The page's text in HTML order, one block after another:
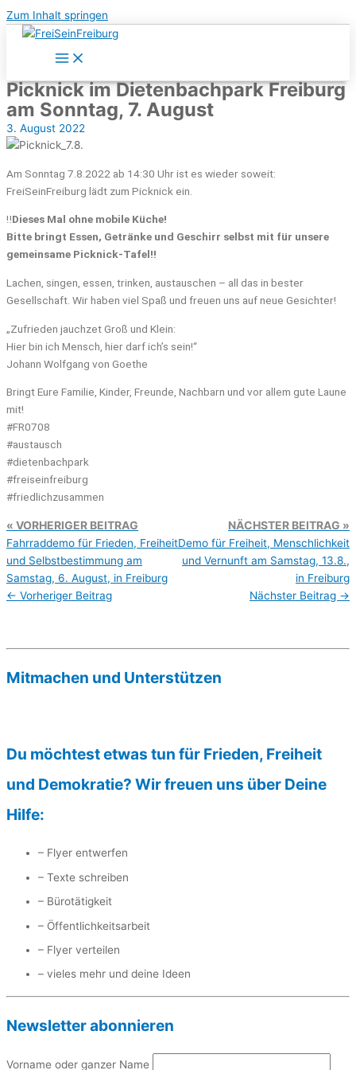
Zum Inhalt springen
Picknick im Dietenbachpark Freiburg
am Sonntag, 7. August
3. August 2022
Am Sonntag 7.8.2022 ab 14:30 Uhr ist es wieder soweit:
FreiSeinFreiburg lädt zum Picknick ein.
‼️Dieses Mal ohne mobile Küche!
Bitte bringt Essen, Getränke und Geschirr selbst mit für unsere
gemeinsame Picknick-Tafel‼️
Lachen, singen, essen, trinken, austauschen – all das in bester
Gesellschaft. Wir haben viel Spaß und freuen uns auf neue Gesichter!
„Zufrieden jauchzet Groß und Klein:
Hier bin ich Mensch, hier darf ich’s sein!“
Johann Wolfgang von Goethe
Bringt Eure Familie, Kinder, Freunde, Nachbarn und vor allem gute Laune
mit!
#FR0708
#austausch
#dietenbachpark
#freiseinfreiburg
#friedlichzusammen
VORHERIGER BEITRAG
Fahrraddemo für Frieden, Freiheit
und Selbstbestimmung am
Samstag, 6. August, in Freiburg
NÄCHSTER BEITRAG
Demo für Freiheit, Menschlichkeit
und Vernunft am Samstag, 13.8.,
in Freiburg
← Vorheriger Beitrag Nächster Beitrag →
Mitmachen und Unterstützen
Du möchtest etwas tun für Frieden, Freiheit
und Demokratie? Wir freuen uns über Deine
Hilfe:
– Flyer entwerfen
– Texte schreiben
– Bürotätigkeit
– Öffentlichkeitsarbeit
– Flyer verteilen
– vieles mehr und deine Ideen
Newsletter abonnieren
Vorname oder ganzer Name